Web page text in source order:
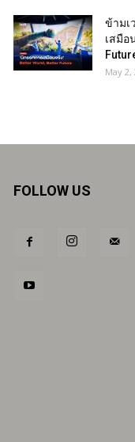
ข้ามเ
เสมือ
May 2,
FOLLOW US